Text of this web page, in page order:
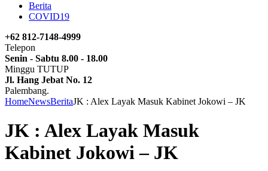
Berita
COVID19
+62 812-7148-4999
Telepon
Senin - Sabtu 8.00 - 18.00
Minggu TUTUP
Jl. Hang Jebat No. 12
Palembang.
HomeNewsBeritaJK : Alex Layak Masuk Kabinet Jokowi – JK
JK : Alex Layak Masuk
Kabinet Jokowi – JK